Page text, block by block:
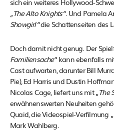
sich ein weiteres Hollywood-
„The Alto Knights“. Und Pamela
Showgirl“die Schattenseiten des
Doch damit nicht genug. Der
Familiensache“ kann ebenfalls
Cast aufwarten, darunter Bill
Pie), Ed Harris und Dustin
Nicolas Cage, liefert uns mit „The
erwähnenswerten Neuheiten
Quaid, die Videospiel-Verfilmung „
Mark Wahlberg.